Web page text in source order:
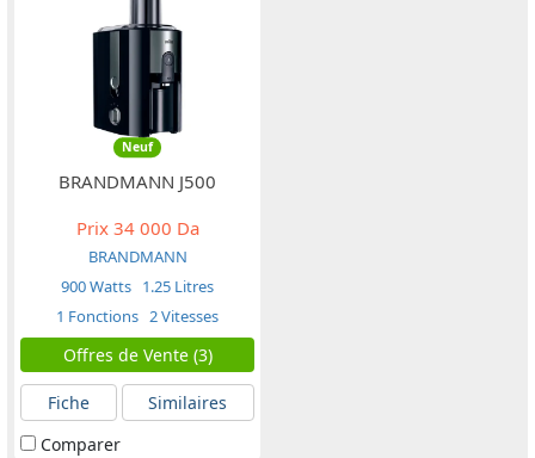
Neuf
BRANDMANN J500
Prix34 000 Da
BRANDMANN
900 Watts 1.25 Litres
1 Fonctions 2 Vitesses
Offres de Vente (3)
Fiche
Similaires
Comparer